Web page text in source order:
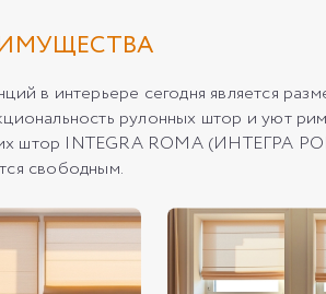
в интерьере сегодня является
рулонных штор и уют
штор INTEGRA ROMA (ИНТЕГРА
свободным.